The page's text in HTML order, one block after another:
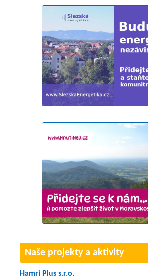
Naše projekty a aktivity
Hamri Plus s.r.o.